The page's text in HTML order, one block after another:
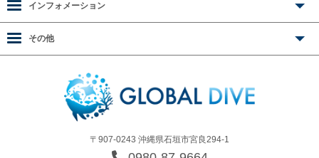
〒907-0243 沖縄県石垣市宮良294-1
インフォメーション
その他